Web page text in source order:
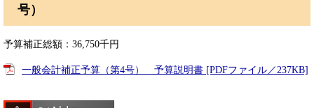
号）
予算補正総額：36,750千円
一般会計補正予算（第4号） 予算説明書 [PDFファイル／237KB]